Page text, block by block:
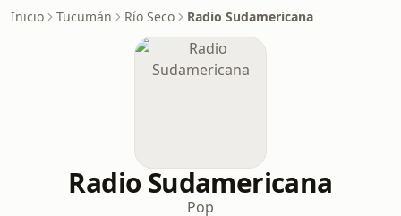
Inicio Tucumán Río Seco Radio Sudamericana
Radio Sudamericana
Pop